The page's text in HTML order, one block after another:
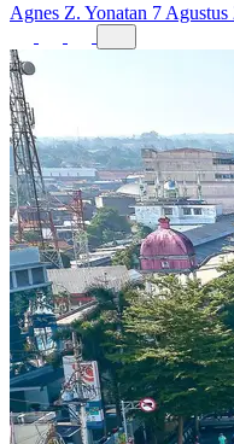
Agnes Z. Yonatan 7